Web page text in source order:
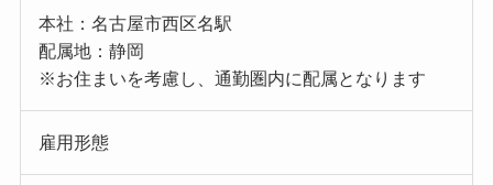
本社：名古屋市西区名駅
配属地：静岡
※お住まいを考慮し、通勤圏内に配属となります
雇用形態